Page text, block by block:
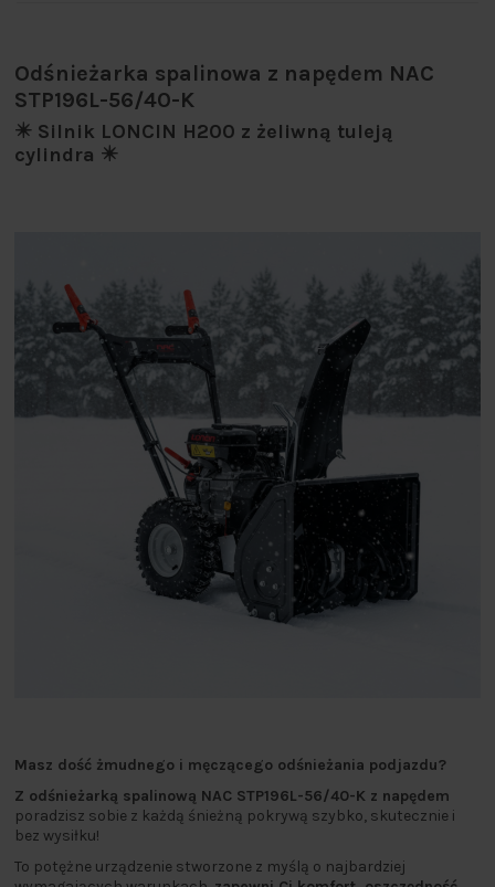
Odśnieżarka spalinowa z napędem NAC
STP196L-56/40-K
✴️ Silnik LONCIN H200 z żeliwną tuleją
cylindra ✴️
Masz dość żmudnego i męczącego odśnieżania podjazdu?
Z odśnieżarką spalinową NAC STP196L-56/40-K z napędem
poradzisz sobie z każdą śnieżną pokrywą szybko, skutecznie i
bez wysiłku!
To potężne urządzenie stworzone z myślą o najbardziej